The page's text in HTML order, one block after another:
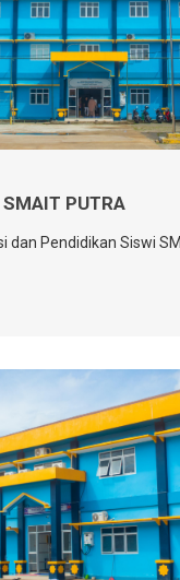
SMAIT PUTRA
dan Pendidikan Siswi